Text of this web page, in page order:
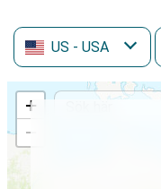
US - USA
+
−